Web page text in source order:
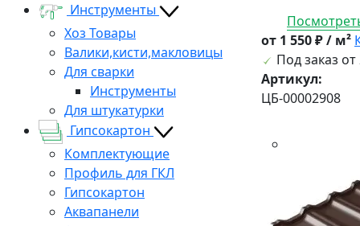
Инструменты
Хоз Товары
Валики,кисти,макловицы
Для сварки
Инструменты
Для штукатурки
Гипсокартон
Комплектующие
Профиль для ГКЛ
Гипсокартон
Аквапанели
от 1 550 ₽ / м²
Под заказ от
Артикул:
ЦБ-00002908